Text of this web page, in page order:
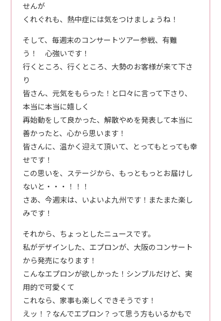
せんが
くれぐれも、熱中症には気をつけましょうね！
そして、毎週末のコンサートツアー参戦、有難
う！ 心強いです！
行くところ、行くところ、大勢のお客様が来て下さ
り
皆さん、元気をもらった！と口々に言って下さり、
本当に本当に嬉しく
再始動をして良かった、解散やめを発表して本当に
善かったと、心から思います！
皆さんに、温かく迎えて頂いて、とってもとっても幸
せです！
この思いを、ステージから、もっともっとお届けし
ないと・・・！！！
さあ、今週末は、いよいよ九州です！またまた楽し
みです！
それから、ちょっとしたニュースです。
私がデザインした、エプロンが、大阪のコンサート
から発売になります！
こんなエプロンが欲しかった！シンプルだけど、実
用的で可愛くて
これなら、家事も楽しくできそうです！
えッ！？なんでエプロン？って思う方もいるかもで